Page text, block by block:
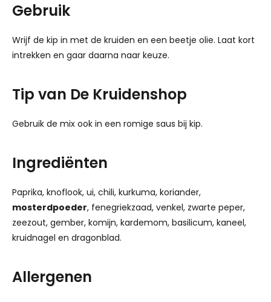
Gebruik
Wrijf de kip in met de kruiden en een beetje olie. Laat kort
intrekken en gaar daarna naar keuze.
Tip van De Kruidenshop
Gebruik de mix ook in een romige saus bij kip.
Ingrediënten
Paprika, knoflook, ui, chili, kurkuma, koriander,
mosterdpoeder, fenegriekzaad, venkel, zwarte peper,
zeezout, gember, komijn, kardemom, basilicum, kaneel,
kruidnagel en dragonblad.
Allergenen